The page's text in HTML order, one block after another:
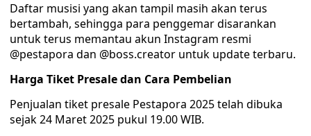
Daftar musisi yang akan tampil masih akan terus
bertambah, sehingga para penggemar disarankan
untuk terus memantau akun Instagram resmi
@pestapora dan @boss.creator untuk update terbaru.
Harga Tiket Presale dan Cara Pembelian
Penjualan tiket presale Pestapora 2025 telah dibuka
sejak 24 Maret 2025 pukul 19.00 WIB.